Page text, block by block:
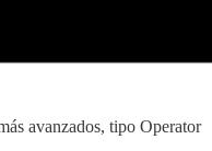
avanzados, tipo Operator